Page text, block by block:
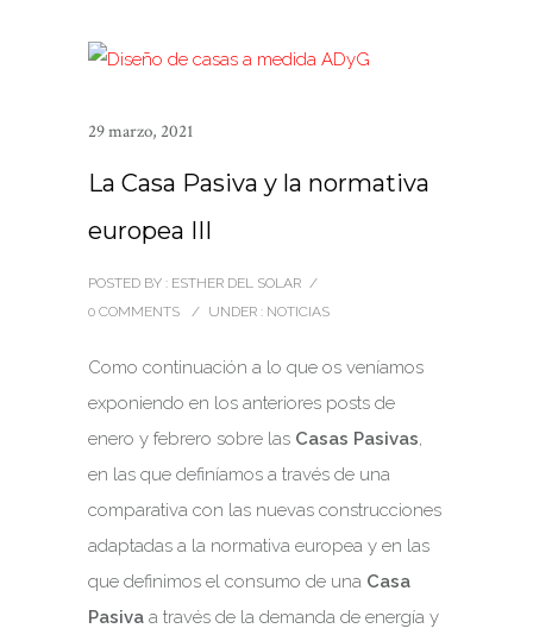
29 marzo, 2021
La Casa Pasiva y la normativa
europea III
POSTED BY : ESTHER DEL SOLAR /
0 COMMENTS
/ UNDER : NOTICIAS
Como continuación a lo que os veníamos
exponiendo en los anteriores posts de
enero y febrero sobre las Casas Pasivas,
en las que definíamos a través de una
comparativa con las nuevas construcciones
adaptadas a la normativa europea y en las
que definimos el consumo de una Casa
Pasiva a través de la demanda de energía y